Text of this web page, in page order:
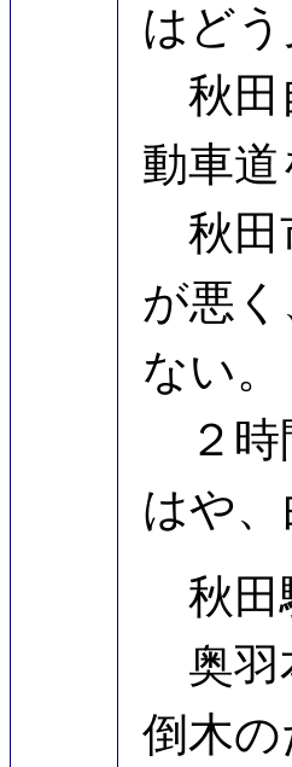
はど
秋田
動車
秋田
が悪
ない。
２時
はや
秋田
奥羽
倒木